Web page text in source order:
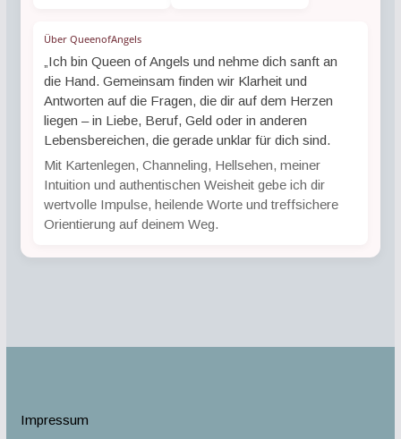
Über QueenofAngels
„Ich bin Queen of Angels und nehme dich sanft an
die Hand. Gemeinsam finden wir Klarheit und
Antworten auf die Fragen, die dir auf dem Herzen
liegen – in Liebe, Beruf, Geld oder in anderen
Lebensbereichen, die gerade unklar für dich sind.
Mit Kartenlegen, Channeling, Hellsehen, meiner
Intuition und authentischen Weisheit gebe ich dir
wertvolle Impulse, heilende Worte und treffsichere
Orientierung auf deinem Weg.
Impressum